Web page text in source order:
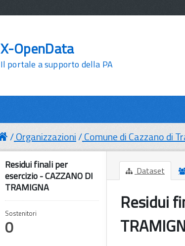
X-OpenData
Il portale a supporto della PA
Organizzazioni Comune di Cazzano di
Dataset
Residui
Residui finali per
esercizio - CAZZANO DI
TRAMIGNA
Sostenitori
0